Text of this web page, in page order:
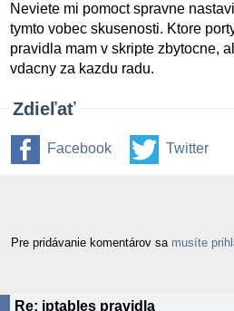
Neviete mi pomoct spravne
tymto vobec skusenosti. Ktore
pravidla mam v skripte zbytocne,
vdacny za kazdu radu.
Zdieľať
Facebook Twitter
Pre pridávanie komentárov sa musíte
Re: iptables pravidla